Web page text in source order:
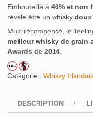
Embouteillé à 46% et non
révèle être un whisky doux
Multi récompensé, le
meilleur whisky de grain
Awards de 2014
Catégorie : Whisky Irlandais
DESCRIPTION